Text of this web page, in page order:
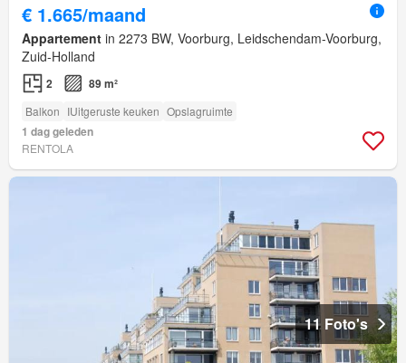
€ 1.665/maand
Appartement in 2273 BW, Voorburg, Leidschendam-Voorburg,
Zuid-Holland
2 89 m²
Balkon IUitgeruste keuken Opslagruimte
1 dag geleden
RENTOLA
11 Foto's